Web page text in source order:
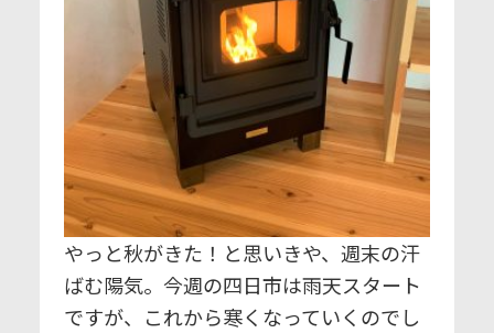
やっと秋がきた！と思いきや、週末の汗
ばむ陽気。今週の四日市は雨天スタート
ですが、これから寒くなっていくのでし